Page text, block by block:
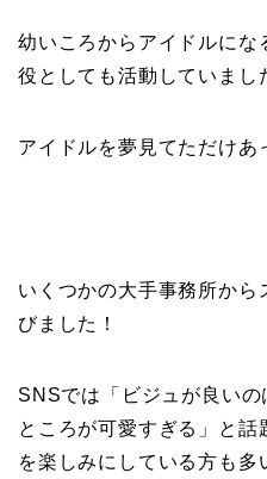
幼いころからアイドルにな
役としても活動していまし
アイドルを夢見てただけあ
いくつかの大手事務所か
びました！
SNSでは「ビジュが良い
ところが可愛すぎる」と話
を楽しみにしている方も多